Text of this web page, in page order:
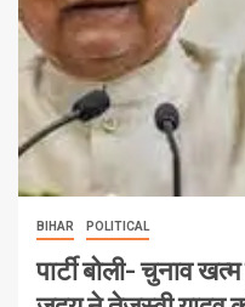
BIHAR POLITICAL
पार्टी बोली- चुनाव